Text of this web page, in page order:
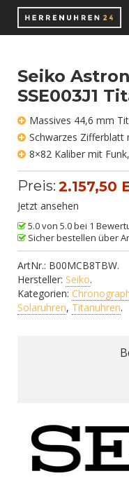
Seiko
SSE003J1
Massives 44,6 mm
Schwarzes Zifferblatt
8×82 Kaliber mit
Preis: 2.157,50
Jetzt ansehen
5.0 von 5.0 bei 1
Sicher bestellen über
ArtNr.: B00MCB8TBW.
Hersteller: Seiko.
Kategorien:
Solaruhren, Titanuhren.